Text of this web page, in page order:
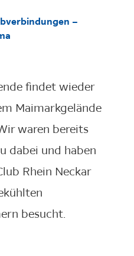
–
findet wieder
Maimarkgelände
waren bereits
dabei und haben
Rhein Neckar
besucht.